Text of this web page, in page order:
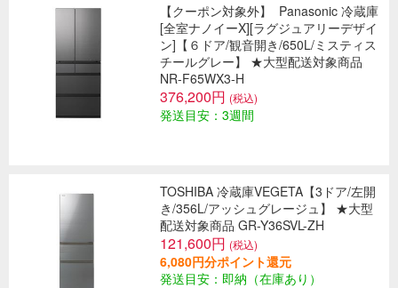
【クーポン対象外】
Panasonic 冷蔵庫
[全室ナノイーX][ラグジュアリーデザイ
ン]【６ドア/観音開き/650L/ミスティス
チールグレー】 ★大型配送対象商品
NR-F65WX3-H
376,200円 (税込)
発送目安：3週間
TOSHIBA 冷蔵庫VEGETA【3ドア/左開
き/356L/アッシュグレージュ】 ★大型
配送対象商品 GR-Y36SVL-ZH
121,600円 (税込)
6,080円分ポイント還元
発送目安：即納（在庫あり）